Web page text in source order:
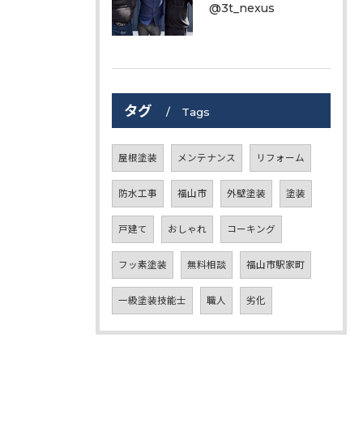
@3t_nexus
タグ Tags
屋根塗装 メンテナンス リフォーム
防水工事 福山市 外壁塗装 塗装
戸建て おしゃれ コーキング
フッ素塗装 無料相談 福山市駅家町
一級塗装技能士 職人 劣化